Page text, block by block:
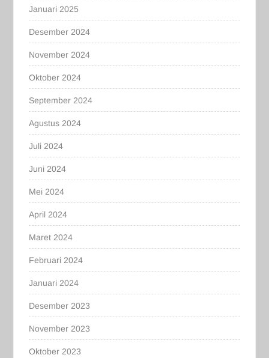
Januari 2025
Desember 2024
November 2024
Oktober 2024
September 2024
Agustus 2024
Juli 2024
Juni 2024
Mei 2024
April 2024
Maret 2024
Februari 2024
Januari 2024
Desember 2023
November 2023
Oktober 2023